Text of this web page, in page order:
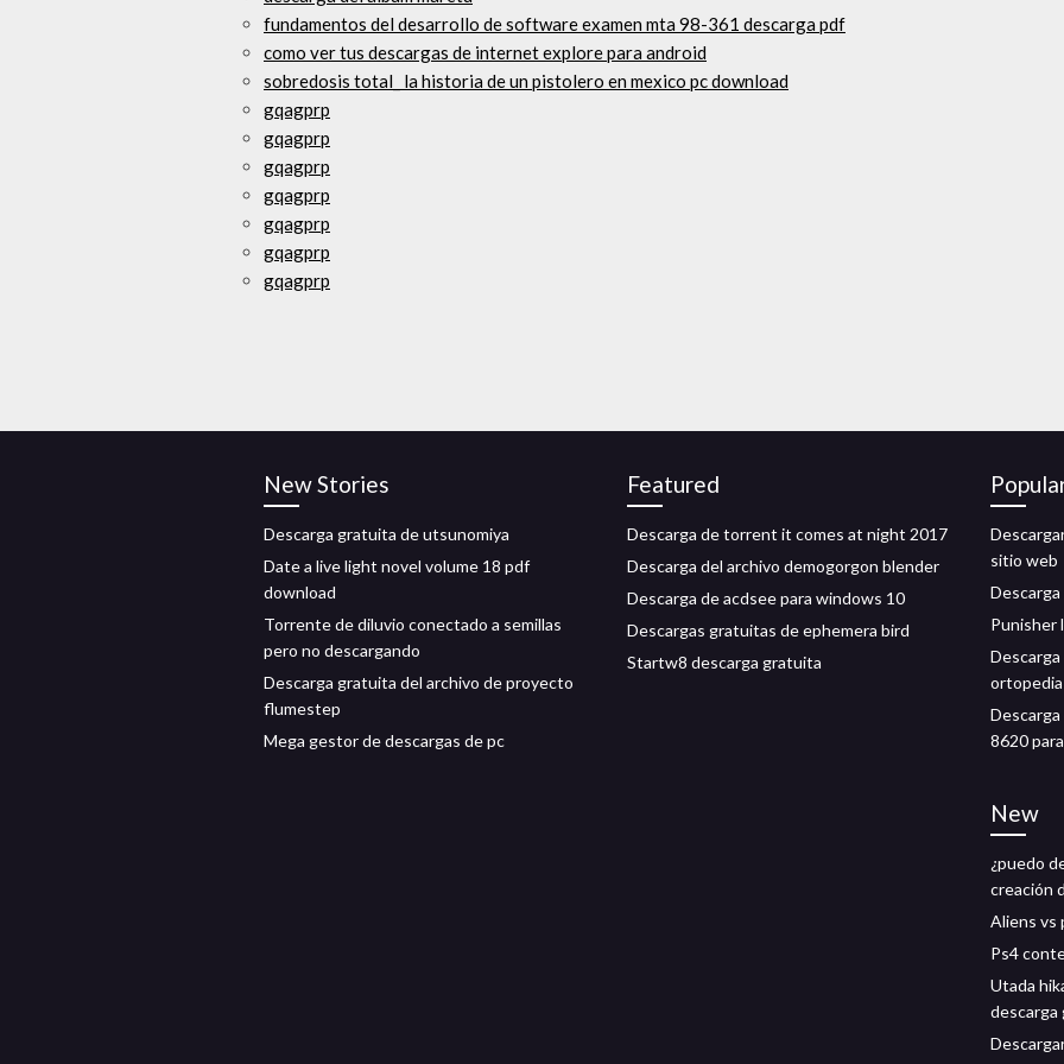
fundamentos del desarrollo de software examen mta 98-361 descarga pdf
como ver tus descargas de internet explore para android
sobredosis total_ la historia de un pistolero en mexico pc download
gqagprp
gqagprp
gqagprp
gqagprp
gqagprp
gqagprp
gqagprp
New Stories
Descarga gratuita de utsunomiya
Date a live light novel volume 18 pdf
download
Torrente de diluvio conectado a semillas
pero no descargando
Descarga gratuita del archivo de proyecto
flumestep
Mega gestor de descargas de pc
Featured
Descarga de torrent it comes at night 2017
Descarga del archivo demogorgon blender
Descarga de acdsee para windows 10
Descargas gratuitas de ephemera bird
Startw8 descarga gratuita
sitio web
Punisher
Descarga
ortopedia
8620
New
¿puedo
creación
Aliens vs
Ps4
Utada
descarga